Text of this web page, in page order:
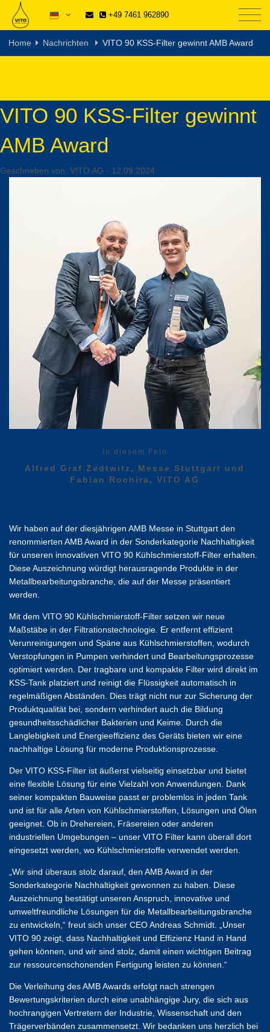
+49 7461 962890
Home Nachrichten VITO 90 KSS-Filter gewinnt AMB Award
VITO 90 KSS-Filter gewinnt
AMB Award
Geschrieben von: VITO AG - 12.09.2024
In diesem Foto
Alfred Graf Zedtwitz, Messe Stuttgart und
Fabian Rochira, VITO AG
Wir haben auf der diesjährigen AMB Messe in Stuttgart den
renommierten AMB Award in der Sonderkategorie Nachhaltigkeit
für unseren innovativen VITO 90 Kühlschmierstoff-Filter erhalten.
Diese Auszeichnung würdigt herausragende Produkte in der
Metallbearbeitungsbranche, die auf der Messe präsentiert
werden.
Mit dem VITO 90 Kühlschmierstoff-Filter setzen wir neue
Maßstäbe in der Filtrationstechnologie. Er entfernt effizient
Verunreinigungen und Späne aus Kühlschmierstoffen, wodurch
Verstopfungen in Pumpen verhindert und Bearbeitungsprozesse
optimiert werden. Der tragbare und kompakte Filter wird direkt im
KSS-Tank platziert und reinigt die Flüssigkeit automatisch in
regelmäßigen Abständen. Dies trägt nicht nur zur Sicherung der
Produktqualität bei, sondern verhindert auch die Bildung
gesundheitsschädlicher Bakterien und Keime. Durch die
Langlebigkeit und Energieeffizienz des Geräts bieten wir eine
nachhaltige Lösung für moderne Produktionsprozesse.
Der VITO KSS-Filter ist äußerst vielseitig einsetzbar und bietet
eine flexible Lösung für eine Vielzahl von Anwendungen. Dank
seiner kompakten Bauweise passt er problemlos in jeden Tank
und ist für alle Arten von Kühlschmierstoffen, Lösungen und Ölen
geeignet. Ob in Drehereien, Fräsereien oder anderen
industriellen Umgebungen – unser VITO Filter kann überall dort
eingesetzt werden, wo Kühlschmierstoffe verwendet werden.
„Wir sind überaus stolz darauf, den AMB Award in der
Sonderkategorie Nachhaltigkeit gewonnen zu haben. Diese
Auszeichnung bestätigt unseren Anspruch, innovative und
umweltfreundliche Lösungen für die Metallbearbeitungsbranche
zu entwickeln,“ freut sich unser CEO Andreas Schmidt. „Unser
VITO 90 zeigt, dass Nachhaltigkeit und Effizienz Hand in Hand
gehen können, und wir sind stolz, damit einen wichtigen Beitrag
zur ressourcenschonenden Fertigung leisten zu können.“
Die Verleihung des AMB Awards erfolgt nach strengen
Bewertungskriterien durch eine unabhängige Jury, die sich aus
hochrangigen Vertretern der Industrie, Wissenschaft und den
Trägerverbänden zusammensetzt. Wir bedanken uns herzlich bei